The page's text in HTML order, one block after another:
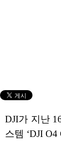
DJI가 지난
스템 ‘DJI